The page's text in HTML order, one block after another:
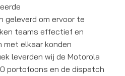
geleverd om ervoor te
teams effectief en
met elkaar konden
leverden wij de Motorola
portofoons en de dispatch